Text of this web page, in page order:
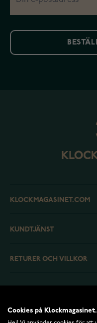
KLOCKMAGASINET.COM
KUNDTJÄNST
RETURER OCH VILLKOR
Cookies på